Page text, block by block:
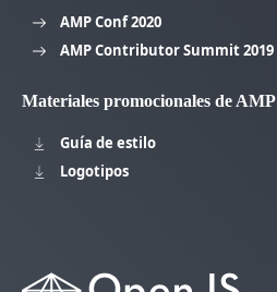
AMP Conf 2020
AMP Contributor Summit 2019
Materiales promocionales de AMP
Guía de estilo
Logotipos